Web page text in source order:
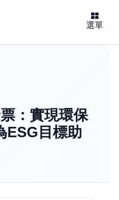
選單
：實現環保
ESG目標助